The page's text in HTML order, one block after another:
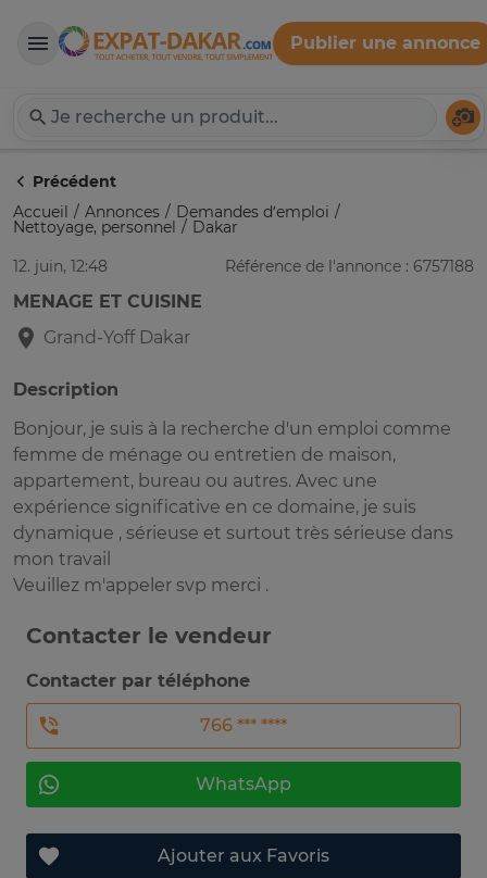
Expat-Dakar
Publier une annonce
Précédent
Accueil
Annonces Demandes d’emploi
Nettoyage, personnel
Dakar
12. juin, 12:48
Référence de l'annonce : 6757188
MENAGE ET CUISINE
Grand-Yoff Dakar
Description
Bonjour, je suis à la recherche d'un emploi comme
femme de ménage ou entretien de maison,
appartement, bureau ou autres. Avec une
expérience significative en ce domaine, je suis
dynamique , sérieuse et surtout très sérieuse dans
mon travail
Veuillez m'appeler svp merci .
Contacter le vendeur
Contacter par téléphone
766 *** ****
WhatsApp
Ajouter aux Favoris